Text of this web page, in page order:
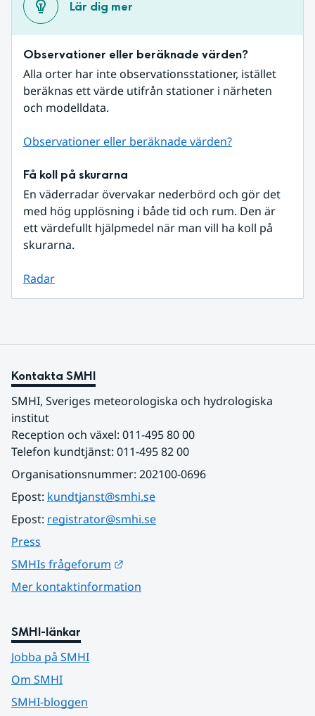
Lär dig mer
Observationer eller beräknade värden?
Alla orter har inte observationsstationer, istället
beräknas ett värde utifrån stationer i närheten
och modelldata.
Observationer eller beräknade värden?
Få koll på skurarna
En väderradar övervakar nederbörd och gör det
med hög upplösning i både tid och rum. Den är
ett värdefullt hjälpmedel när man vill ha koll på
skurarna.
Radar
Kontakta SMHI
SMHI, Sveriges meteorologiska och hydrologiska
institut
Reception och växel: 011-495 80 00
Telefon kundtjänst: 011-495 82 00
Organisationsnummer: 202100-0696
Epost: kundtjanst@smhi.se
Epost: registrator@smhi.se
Press
SMHIs frågeforum
Mer kontaktinformation
SMHI-länkar
Jobba på SMHI
Om SMHI
SMHI-bloggen